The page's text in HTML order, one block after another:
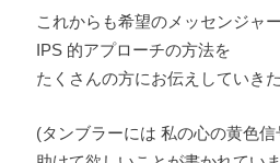
これからも希望のメッセンジャ
IPS 的アプローチの方法を
たくさんの方にお伝えしていきた
(タンブラーには 私の心の黄色